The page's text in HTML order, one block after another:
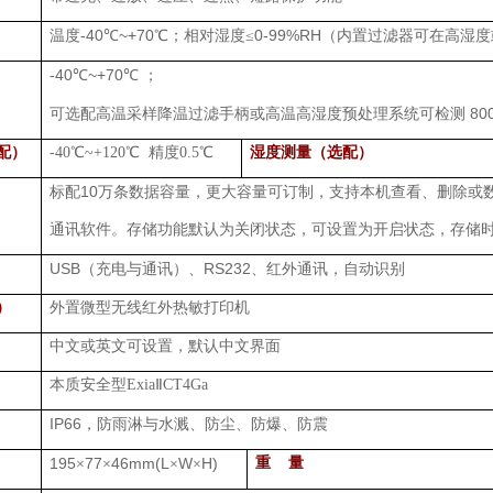
温度-40℃~+70℃；相对湿度≤0-99%RH （内置过滤器可在高湿
-40℃~+70℃ ；
可选配高温采样降温过滤手柄或高温高湿度预处理系统可检测
） -40℃~+120℃ 精度0.5℃ 湿度测量（选配）
标配10万条数据容量，更大容量可订制，支持本机查看、删除或
通讯软件。存储功能默认为关闭状态，可设置为开启状态，存储
USB （充电与通讯）、 RS232、红外通讯，自动识别
外置微型无线红外热敏打印机
中文或英文可设置，默认中文界面
本质安全型Exia ⅡCT4Ga
IP66 ，防雨淋与水溅、防尘、防爆、防震
195×77×46mm(L ×W×H) 重 量